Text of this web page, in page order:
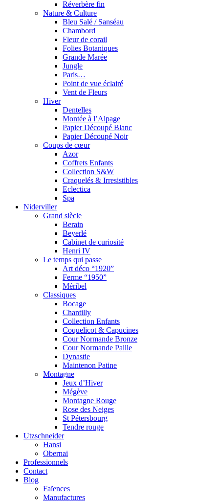
Réverbère fin
Nature & Culture
Bleu Salé / Sanséau
Chambord
Fleur de corail
Folies Botaniques
Grande Marée
Jungle
Paris…
Point de vue éclairé
Vent de Fleurs
Hiver
Dentelles
Montée à l’Alpage
Papier Découpé Blanc
Papier Découpé Noir
Coups de cœur
Azor
Coffrets Enfants
Collection S&W
Craquelés & Irresistibles
Eclectica
Spa
Niderviller
Grand siècle
Berain
Beyerlé
Cabinet de curiosité
Henri IV
Le temps qui passe
Art déco “1920”
Ferme “1950”
Méribel
Classiques
Bocage
Chantilly
Collection Enfants
Coquelicot & Capucines
Cour Normande Bronze
Cour Normande Paille
Dynastie
Maintenon Patine
Montagne
Jeux d’Hiver
Mégève
Montagne Rouge
Rose des Neiges
St Pétersbourg
Tendre rouge
Utzschneider
Hansi
Obernai
Professionnels
Contact
Blog
Faïences
Manufactures